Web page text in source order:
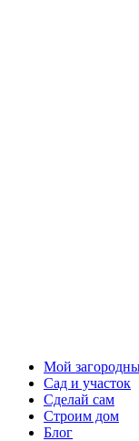
Мой
Сад и участок
Сделай сам
Строим дом
Блог